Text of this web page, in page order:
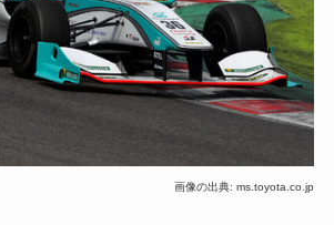
画像の出典: ms.toyota.co.jp